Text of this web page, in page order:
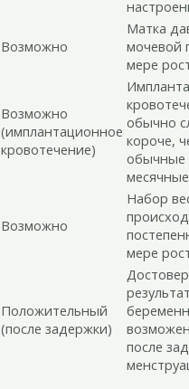
Возможно
Матка
мочевой
мере
Возможно
(имплантационное
кровотечение)
обычно
короче,
обычные
Возможно
Набор
мере
Положительный
(после задержки)
после